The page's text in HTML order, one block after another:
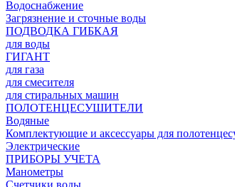
Водоснабжение
Загрязнение и сточные воды
ПОДВОДКА ГИБКАЯ
для воды
ГИГАНТ
для газа
для смесителя
для стиральных машин
ПОЛОТЕНЦЕСУШИТЕЛИ
Водяные
Комплектующие и аксессуары для
Электрические
ПРИБОРЫ УЧЕТА
Манометры
Счетчики воды